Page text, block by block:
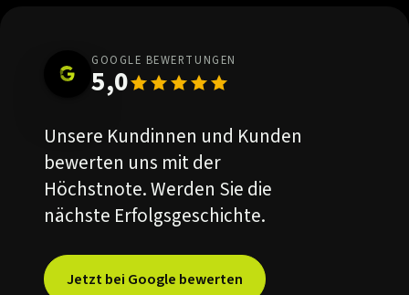
GOOGLE BEWERTUNGEN
5,0
Unsere Kundinnen und Kunden
bewerten uns mit der
Höchstnote. Werden Sie die
nächste Erfolgsgeschichte.
Jetzt bei Google bewerten